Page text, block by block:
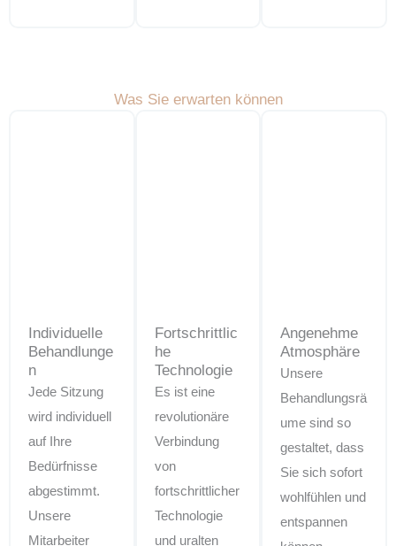
Was Sie erwarten können
Individuelle
Behandlunge
n
Jede Sitzung
wird individuell
auf Ihre
Bedürfnisse
abgestimmt.
Unsere
Mitarbeiter
Fortschrittlic
he
Technologie
Es ist eine
revolutionäre
Verbindung
von
fortschrittlicher
Technologie
und uralten
Angenehme
Atmosphäre
Unsere
Behandlungsrä
ume sind so
gestaltet, dass
Sie sich sofort
wohlfühlen und
entspannen